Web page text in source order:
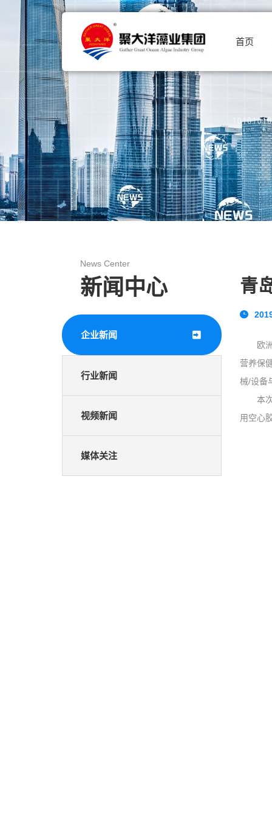
首页
News Center
新闻中心
企业新闻
行业新闻
视频新闻
媒体关注
青
欧
营养保
械/设备
本次
用空心